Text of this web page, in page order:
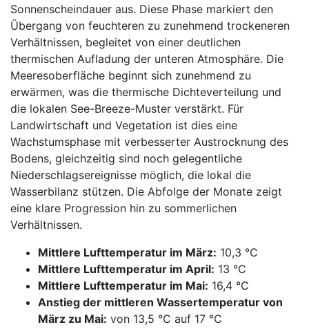
Sonnenscheindauer aus. Diese Phase markiert den
Übergang von feuchteren zu zunehmend trockeneren
Verhältnissen, begleitet von einer deutlichen
thermischen Aufladung der unteren Atmosphäre. Die
Meeresoberfläche beginnt sich zunehmend zu
erwärmen, was die thermische Dichteverteilung und
die lokalen See-Breeze-Muster verstärkt. Für
Landwirtschaft und Vegetation ist dies eine
Wachstumsphase mit verbesserter Austrocknung des
Bodens, gleichzeitig sind noch gelegentliche
Niederschlagsereignisse möglich, die lokal die
Wasserbilanz stützen. Die Abfolge der Monate zeigt
eine klare Progression hin zu sommerlichen
Verhältnissen.
Mittlere Lufttemperatur im März: 10,3 °C
Mittlere Lufttemperatur im April: 13 °C
Mittlere Lufttemperatur im Mai: 16,4 °C
Anstieg der mittleren Wassertemperatur von
März zu Mai: von 13,5 °C auf 17 °C